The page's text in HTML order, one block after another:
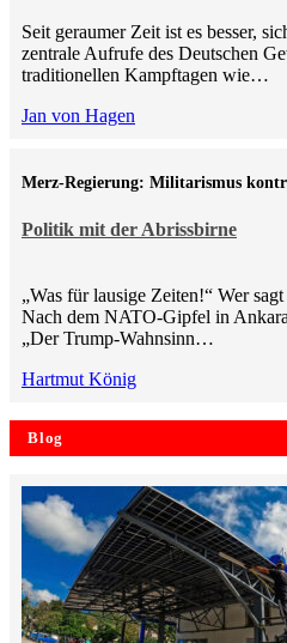
Seit geraumer Zeit ist es besser,
zentrale Aufrufe des Deutschen
traditionellen Kampftagen wie…
Jan von Hagen
Politik mit der Abrissbirne
Merz-Regierung: Militarismus
„Was für lausige Zeiten!“ Wer
Nach dem NATO-Gipfel in
„Der Trump-Wahnsinn…
Hartmut König
Blog